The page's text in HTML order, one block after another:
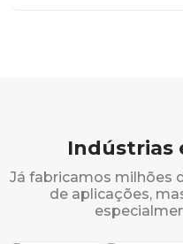
Indústrias
Já fabricamos milhões
de aplicações,